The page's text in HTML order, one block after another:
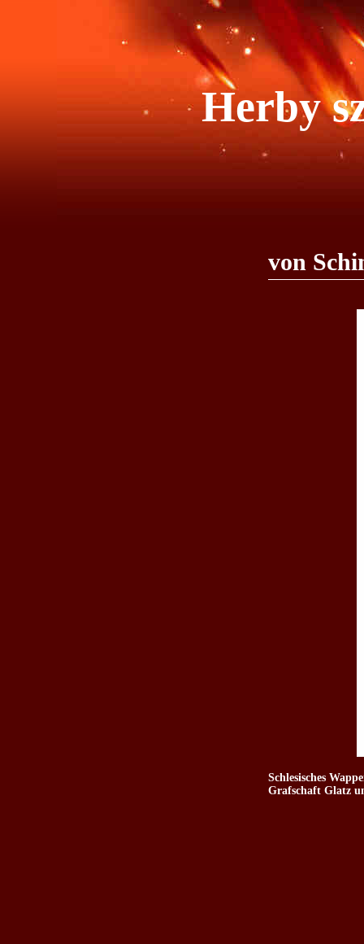
Herby
von
Schlesisches
Grafschaft Glatz